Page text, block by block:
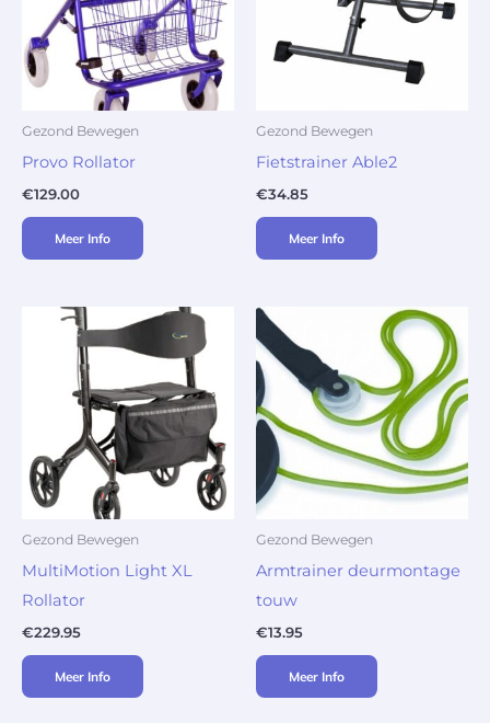
Gezond Bewegen
Provo Rollator
€129.00
Meer Info
Gezond Bewegen
Fietstrainer Able2
€34.85
Meer Info
Gezond Bewegen
MultiMotion Light XL
Rollator
€229.95
Meer Info
Gezond Bewegen
Armtrainer deurmontage
touw
€13.95
Meer Info